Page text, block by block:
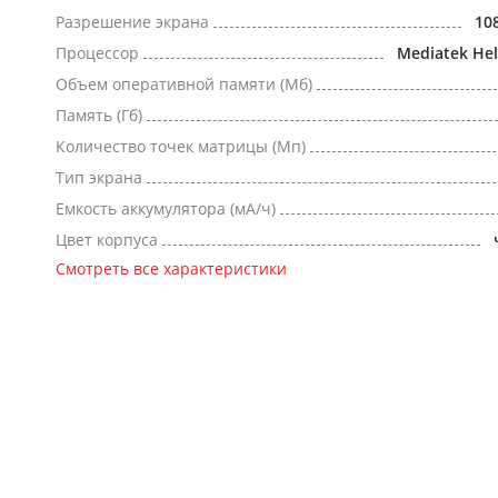
Разрешение экрана
Процессор
Mediatek
Объем оперативной памяти (Мб)
Память (Гб)
Количество точек матрицы (Мп)
Тип экрана
Емкость аккумулятора (мА/ч)
Цвет корпуса
Смотреть все характеристики